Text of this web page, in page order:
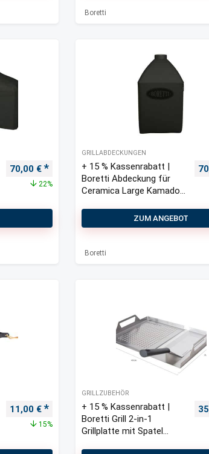
Boretti
Ursprünglicher Preis war: 90,00 €
70,00 € Aktueller Preis ist: 70,00 €.
22%
GRILLABDECKUNGEN
+ 15 % Kassenrabatt |
Boretti Abdeckung für
Ceramica Large Kamado
ZUM ANGEBOT
Boretti
Ursprünglicher Preis war: 13,00 €
11,00 € Aktueller Preis ist: 11,00 €.
15%
GRILLZUBEHÖR
+ 15 % Kassenrabatt |
Boretti Grill 2-in-1
Grillplatte mit Spatel